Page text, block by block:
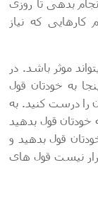
بدهی تا روزی
که نیاز
موثر باشد. در
به خودتان قول
را درست کنید. به
خودتان قول بدهید
قول بدهید و
نیست قول های